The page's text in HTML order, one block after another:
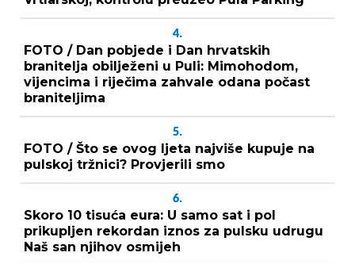
4.
FOTO / Dan pobjede i Dan hrvatskih
branitelja obilježeni u Puli: Mimohodom,
vijencima i riječima zahvale odana počast
braniteljima
5.
FOTO / Što se ovog ljeta najviše kupuje na
pulskoj tržnici? Provjerili smo
6.
Skoro 10 tisuća eura: U samo sat i pol
prikupljen rekordan iznos za pulsku udrugu
Naš san njihov osmijeh